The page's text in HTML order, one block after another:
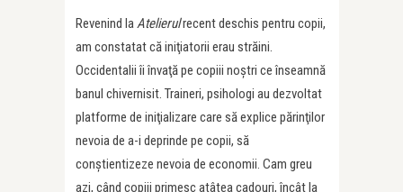
Revenind laAtelierulrecent deschis pentru copii,
am constatat că iniţiatorii erau străini.
Occidentalii îi învaţă pe copiii noştri ce înseamnă
banul chivernisit. Traineri, psihologi au dezvoltat
platforme de iniţializare care să explice părinţilor
nevoia de a-i deprinde pe copii, să
conştientizeze nevoia de economii. Cam greu
azi, când copiii primesc atâtea cadouri, încât la